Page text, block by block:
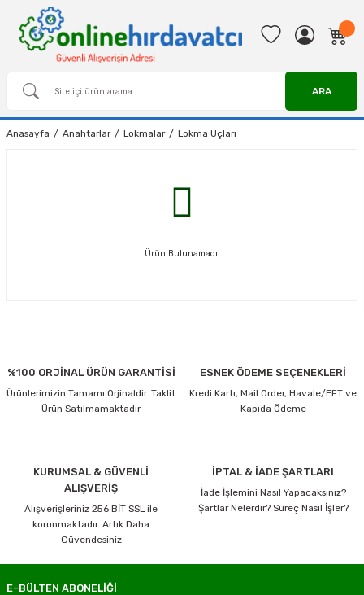
ARA
Anasayfa Anahtarlar Lokmalar Lokma Uçları
Ürün Bulunamadı.
%100 ORJİNAL ÜRÜN GARANTİSİ
Ürünlerimizin Tamamı Orjinaldir. Taklit
Ürün Satılmamaktadır
ESNEK ÖDEME SEÇENEKLERİ
Kredi Kartı, Mail Order, Havale/EFT ve
Kapıda Ödeme
KURUMSAL & GÜVENLİ
ALIŞVERİŞ
Alışverişleriniz 256 BİT SSL ile
korunmaktadır. Artık Daha
Güvendesiniz
İPTAL & İADE ŞARTLARI
İade İşlemini Nasıl Yapacaksınız?
Şartlar Nelerdir? Süreç Nasıl İşler?
E-BÜLTEN ABONELİĞİ